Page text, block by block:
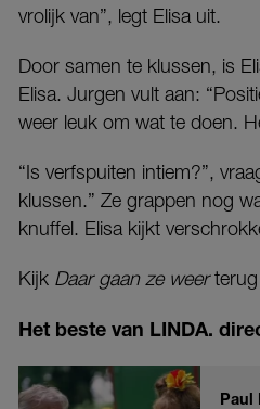
vrolijk van”, legt Elisa uit.
Door samen te klussen, is
Elisa. Jurgen vult aan:
weer leuk om wat te doen.
“Is verfspuiten intiem?”,
klussen.” Ze grappen nog
knuffel. Elisa kijkt
Kijk Daar gaan ze weerterug
Het beste van LINDA.
Paul